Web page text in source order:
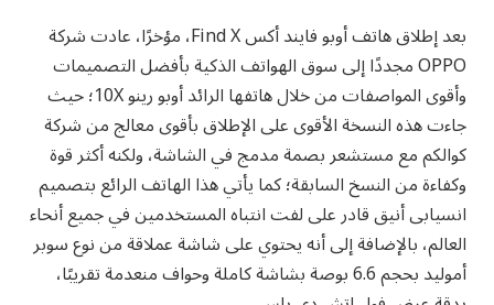
بعد إطلاق هاتف أوبو فايند أكس Find X، مؤخرًا، عادت شركة
OPPO مجددًا إلى سوق الهواتف الذكية بأفضل التصميمات
وأقوى المواصفات من خلال هاتفها الرائد أوبو رينو 10X؛ حيث
جاءت هذه النسخة الأقوى على الإطلاق بأقوى معالج من شركة
كوالكم مع مستشعر بصمة مدمج في الشاشة، ولكنه أكثر قوة
وكفاءة من النسخ السابقة؛ كما يأتي هذا الهاتف الرائع بتصميم
انسيابى أنيق قادر على لفت انتباه المستخدمين في جميع أنحاء
العالم، بالإضافة إلى أنه يحتوي على شاشة عملاقة من نوع سوبر
أموليد بحجم 6.6 بوصة بشاشة كاملة وحواف منعدمة تقريبًا،